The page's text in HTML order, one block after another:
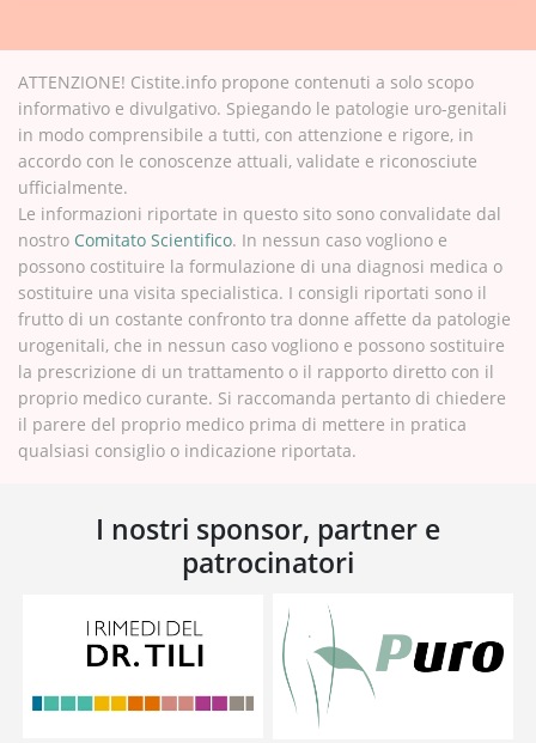
ATTENZIONE! Cistite.info propone contenuti a solo scopo
informativo e divulgativo. Spiegando le patologie uro-genitali
in modo comprensibile a tutti, con attenzione e rigore, in
accordo con le conoscenze attuali, validate e riconosciute
ufficialmente.
Le informazioni riportate in questo sito sono convalidate dal
nostro Comitato Scientifico. In nessun caso vogliono e
possono costituire la formulazione di una diagnosi medica o
sostituire una visita specialistica. I consigli riportati sono il
frutto di un costante confronto tra donne affette da patologie
urogenitali, che in nessun caso vogliono e possono sostituire
la prescrizione di un trattamento o il rapporto diretto con il
proprio medico curante. Si raccomanda pertanto di chiedere
il parere del proprio medico prima di mettere in pratica
qualsiasi consiglio o indicazione riportata.
I nostri sponsor, partner e
patrocinatori